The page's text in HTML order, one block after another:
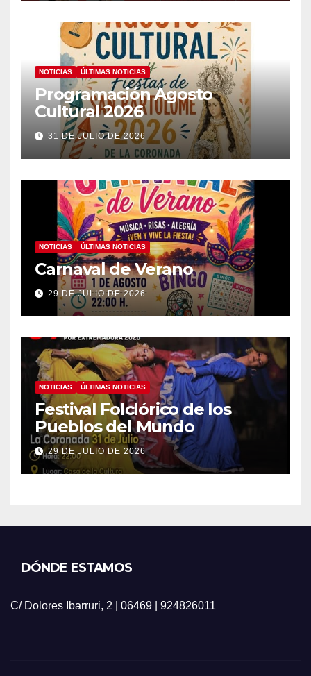
NOTICIAS ÚLTIMAS NOTICIAS
Programación Agosto
Cultural 2026
31 DE JULIO DE 2026
NOTICIAS ÚLTIMAS NOTICIAS
Carnaval de Verano
29 DE JULIO DE 2026
NOTICIAS ÚLTIMAS NOTICIAS
Festival Folclórico de los
Pueblos del Mundo
29 DE JULIO DE 2026
DÓNDE ESTAMOS
C/ Dolores Ibarruri, 2 | 06469 | 924826011